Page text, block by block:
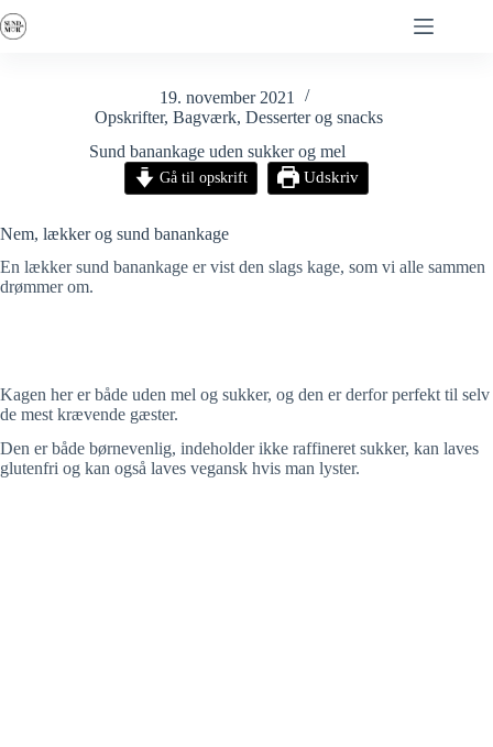
til
19. november 2021
Opskrifter,Bagværk,Desserter og snacks
Sund banankage uden sukker og mel
Gå til opskrift Udskriv
Nem, lækker og sund banankage
En lækker sund banankage er vist den slags kage, som vi alle sammen
drømmer om.
Kagen her er både uden mel og sukker, og den er derfor perfekt til selv
de mest krævende gæster.
Den er både børnevenlig, indeholder ikke raffineret sukker, kan laves
glutenfri og kan også laves vegansk hvis man lyster.